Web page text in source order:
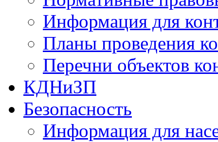
Информация для
Планы проведения
Перечни объектов
КДНиЗП
Безопасность
Информация для